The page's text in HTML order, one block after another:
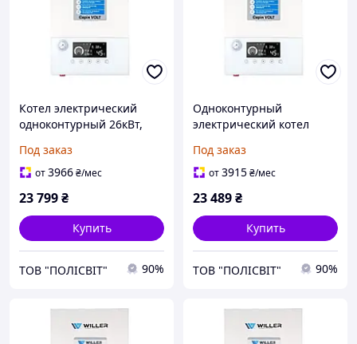
Котел электрический
одноконтурный 26кВт,
PT326 Volt WF (PT326 Volt
WF)
Под заказ
от3966₴/мес
23 799₴
Купить
ТОВ "ПОЛІСВІТ" 90%
Одноконтурный
электрический котел
Volt WF (PT320 Volt WF)
Под заказ
от3915₴/мес
23 489₴
Купить
ТОВ "ПОЛІСВІТ" 90%